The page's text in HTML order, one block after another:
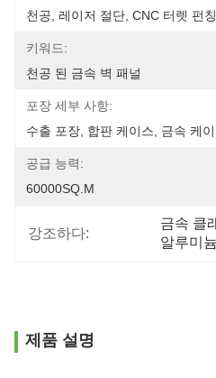
천공, 레이저 절단, CNC 터렛 펀
키워드:
천공 된 금속 벽 패널
포장 세부 사항:
수출 포장, 합판 케이스, 금속 케
공급 능력:
60000SQ.M
강조하다:
금속 클
알루미
제품 설명